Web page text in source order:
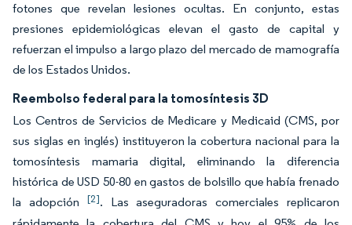
fotones que revelan lesiones ocultas. En conjunto, estas
presiones epidemiológicas elevan el gasto de capital y
refuerzan el impulso a largo plazo del mercado de mamografía
de los Estados Unidos.
Reembolso federal para la tomosíntesis 3D
Los Centros de Servicios de Medicare y Medicaid (CMS, por
sus siglas en inglés) instituyeron la cobertura nacional para la
tomosíntesis mamaria digital, eliminando la diferencia
histórica de USD 50-80 en gastos de bolsillo que había frenado
la adopción [2]. Las aseguradoras comerciales replicaron